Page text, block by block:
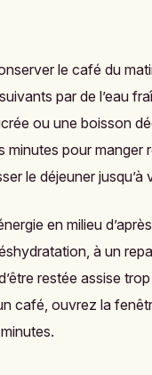
le café du
par de l’eau
ou une boisson
minutes pour manger
le déjeuner jusqu’à
en milieu
à un
restée assise
café, ouvrez la